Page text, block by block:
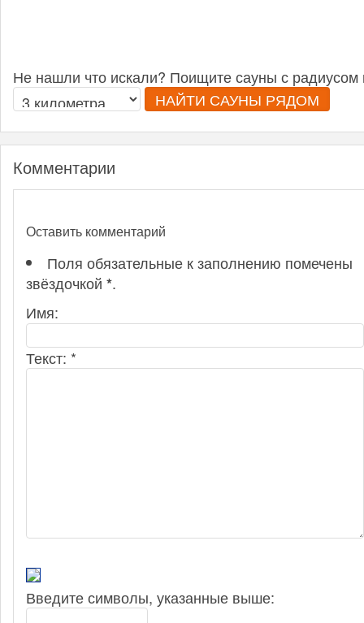
Не нашли что искали? Поищите сауны с радиусом
НАЙТИ САУНЫ РЯДОМ
Комментарии
Оставить комментарий
Поля обязательные к заполнению помечены
звёздочкой *.
Имя:
Текст: *
Введите символы, указанные выше: